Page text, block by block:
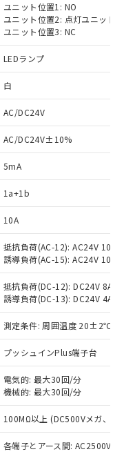
ユニット位置1: NO
ユニット位置2: 点灯ユニット
ユニット位置3: NC
LEDランプ
白
AC/DC24V
AC/DC24V±10%
5mA
1a+1b
10A
抵抗負荷(AC-12): AC24V 10A/
誘導負荷(AC-15): AC24V
抵抗負荷(DC-12): DC24V 8A/
誘導負荷(DC-13): DC24V 4A/
測定条件: 周囲温度 20±2℃、
プッシュインPlus端子台
電気的: 最大30回/分
機械的: 最大30回/分
100MΩ以上 (DC500Vメガ、点
各端子とアース間: AC2500V
同意のうえ
機器事業取扱
び標準価格
だくもので
品の中には、
る商品もある
10物質）の
能な商品で
物質）の非含
予定のある
（10物質）の
品を出す予
（10物質）の
は確認中の
す。
部品として
中国RoHSの
す。